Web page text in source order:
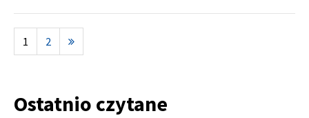
1 2
Ostatnio czytane